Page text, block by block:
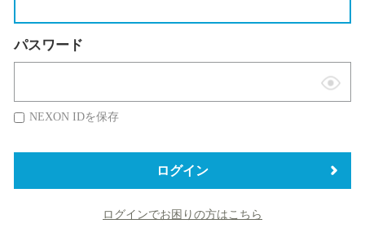
パスワード
表
替
NEXON IDを保存
ログイン
ログインでお困りの方はこちら